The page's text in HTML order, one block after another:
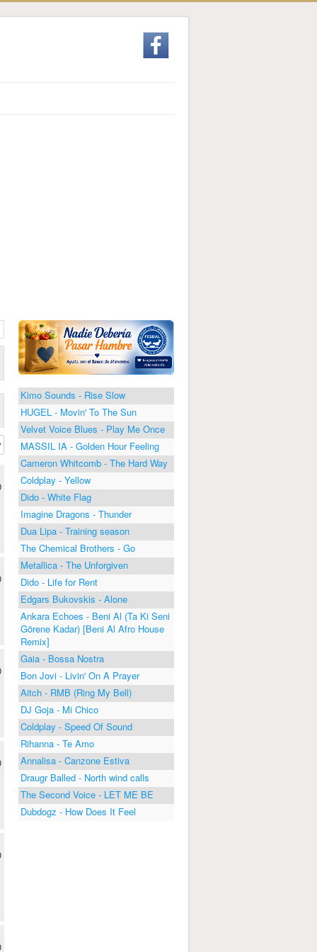
Kimo Sounds - Rise Slow
HUGEL - Movin' To The Sun
Velvet Voice Blues - Play Me Once
MASSIL IA - Golden Hour Feeling
Cameron Whitcomb - The Hard Way
Coldplay - Yellow
Dido - White Flag
Imagine Dragons - Thunder
Dua Lipa - Training season
The Chemical Brothers - Go
Metallica - The Unforgiven
Dido - Life for Rent
Edgars Bukovskis - Alone
Ankara Echoes - Beni Al (Ta Ki Seni
Görene Kadar) [Beni Al Afro House
Remix]
Gaia - Bossa Nostra
Bon Jovi - Livin' On A Prayer
Aitch - RMB (Ring My Bell)
DJ Goja - Mi Chico
Coldplay - Speed Of Sound
Rihanna - Te Amo
Annalisa - Canzone Estiva
Draugr Balled - North wind calls
The Second Voice - LET ME BE
Dubdogz - How Does It Feel